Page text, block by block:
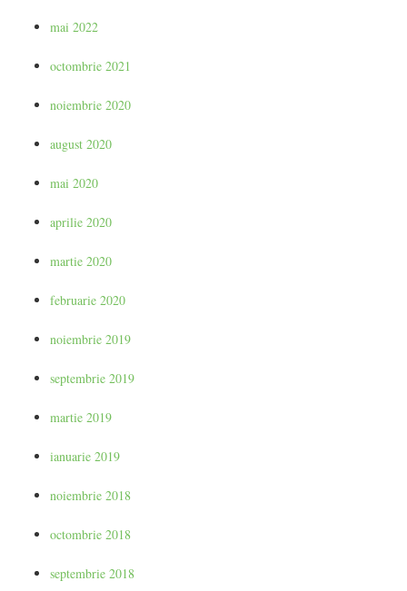
mai 2022
octombrie 2021
noiembrie 2020
august 2020
mai 2020
aprilie 2020
martie 2020
februarie 2020
noiembrie 2019
septembrie 2019
martie 2019
ianuarie 2019
noiembrie 2018
octombrie 2018
septembrie 2018